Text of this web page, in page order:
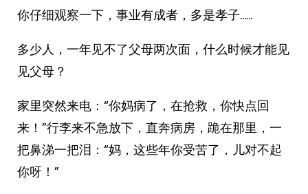
你仔细观察一下，事业有成者，多是孝子……
多少人，一年见不了父母两次面，什么时候才能见
见父母？
家里突然来电：“你妈病了，在抢救，你快点回
来！”行李来不急放下，直奔病房，跪在那里，一
把鼻涕一把泪：“妈，这些年你受苦了，儿对不起
你呀！”